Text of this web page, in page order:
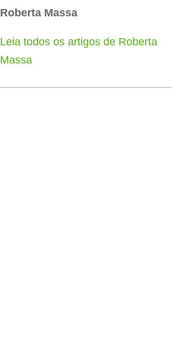
Roberta Massa
Leia todos os artigos de Roberta
Massa